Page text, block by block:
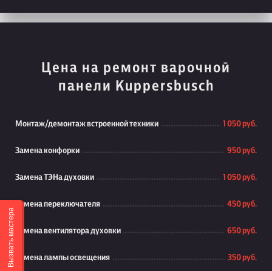
Цена на ремонт варочной
панели Kuppersbusch
Монтаж/демонтаж встроенной техники 1 050 руб.
Замена конфорки 950 руб.
Замена ТЭНа духовки 1 050 руб.
Замена переключателя 450 руб.
Замена вентилятора духовки 650 руб.
Замена лампы освещения 350 руб.
Вызвать мастера